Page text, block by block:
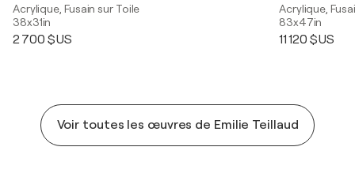
Acrylique, Fusain sur Toile
38x31in
2 700 $US
Acrylique,
83x47in
11 120 $US
Voir toutes les œuvres de Emilie Teillaud